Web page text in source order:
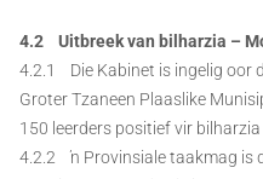
4.2 Uitbreek van bilharzia –
4.2.1 Die Kabinet is ingelig oor
Groter Tzaneen Plaaslike
150 leerders positief vir
4.2.2 ŉ Provinsiale taakmag is